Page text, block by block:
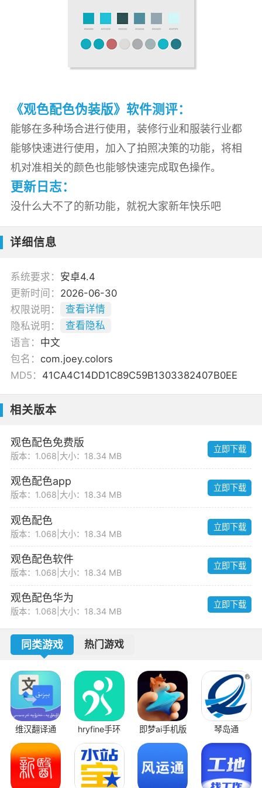
《观色配色伪装版》软件测评：
能够在多种场合进行使用，装修行业和服装行业都
能够快速进行使用，加入了拍照决策的功能，将相
机对准相关的颜色也能够快速完成取色操作。
更新日志：
没什么大不了的新功能，就祝大家新年快乐吧
详细信息
系统要求： 安卓4.4
更新时间： 2026-06-30
权限说明：
查看详情
隐私说明：
查看隐私
语言： 中文
包名： com.joey.colors
MD5： 41CA4C14DD1C89C59B1303382407B0EE
相关版本
观色配色免费版
版本：1.068 大小：18.34 MB
立即下载
观色配色app
版本：1.068 大小：18.34 MB
立即下载
观色配色
版本：1.068 大小：18.34 MB
立即下载
观色配色软件
版本：1.068 大小：18.34 MB
立即下载
观色配色华为
版本：1.068 大小：18.34 MB
立即下载
同类游戏 热门游戏
维汉翻译通 hryfine手环 即梦ai手机版 琴岛通